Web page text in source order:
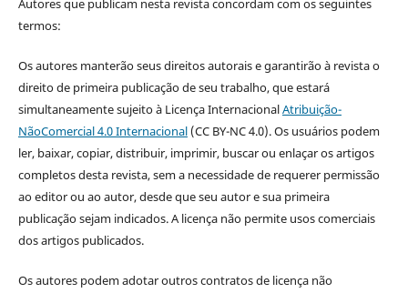
Autores que publicam nesta revista concordam com os seguintes
termos:
Os autores manterão seus direitos autorais e garantirão à revista o
direito de primeira publicação de seu trabalho, que estará
simultaneamente sujeito à Licença InternacionalAtribuição-
NãoComercial 4.0 Internacional(CC BY-NC 4.0). Os usuários podem
ler, baixar, copiar, distribuir, imprimir, buscar ou enlaçar os artigos
completos desta revista, sem a necessidade de requerer permissão
ao editor ou ao autor, desde que seu autor e sua primeira
publicação sejam indicados. A licença não permite usos comerciais
dos artigos publicados.
Os autores podem adotar outros contratos de licença não